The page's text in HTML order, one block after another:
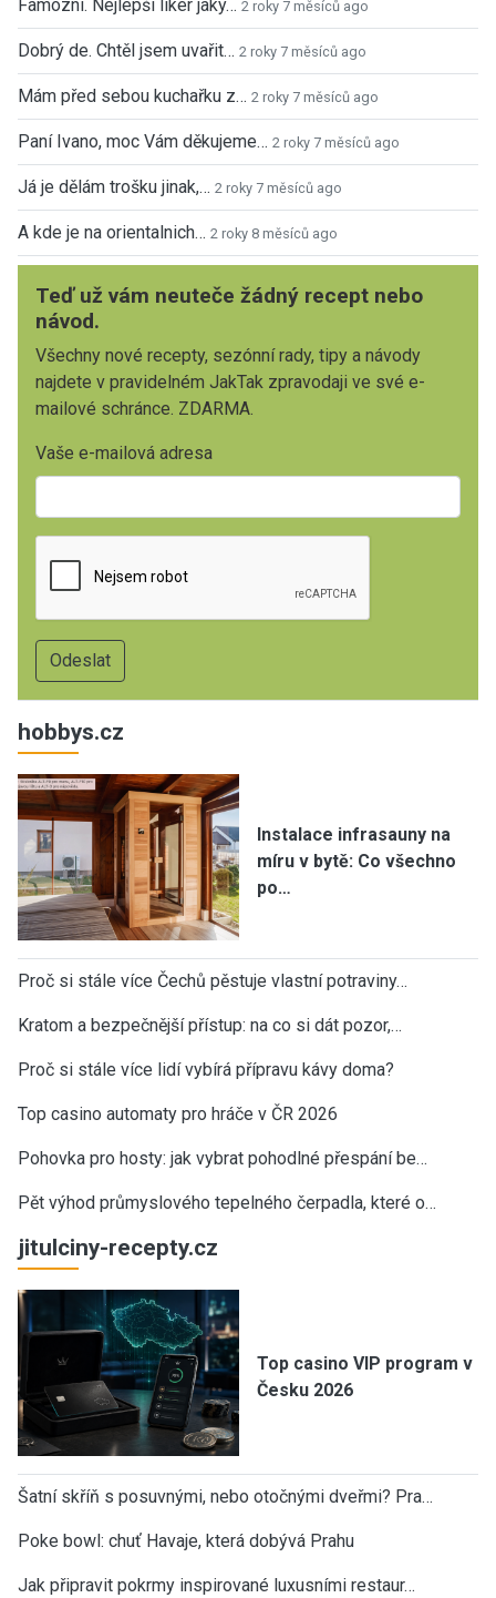
Famózní. Nejlepší likér jaký… 2 roky 7 měsíců ago
Dobrý de. Chtěl jsem uvařit… 2 roky 7 měsíců ago
Mám před sebou kuchařku z… 2 roky 7 měsíců ago
Paní Ivano, moc Vám děkujeme… 2 roky 7 měsíců ago
Já je dělám trošku jinak,… 2 roky 7 měsíců ago
A kde je na orientalnich… 2 roky 8 měsíců ago
Teď už vám neuteče žádný recept nebo
návod.
Všechny nové recepty, sezónní rady, tipy a návody
najdete v pravidelném JakTak zpravodaji ve své e-
mailové schránce. ZDARMA.
Vaše e-mailová adresa
hobbys.cz
Instalace infrasauny na
míru v bytě: Co všechno
po…
Proč si stále více Čechů pěstuje vlastní potraviny…
Kratom a bezpečnější přístup: na co si dát pozor,…
Proč si stále více lidí vybírá přípravu kávy doma?
Top casino automaty pro hráče v ČR 2026
Pohovka pro hosty: jak vybrat pohodlné přespání be…
Pět výhod průmyslového tepelného čerpadla, které o…
jitulciny-recepty.cz
Top casino VIP program v
Česku 2026
Šatní skříň s posuvnými, nebo otočnými dveřmi? Pra…
Poke bowl: chuť Havaje, která dobývá Prahu
Jak připravit pokrmy inspirované luxusními restaur…